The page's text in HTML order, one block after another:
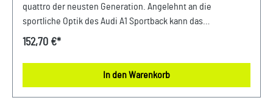
quattro der neusten Generation. Angelehnt an die
sportliche Optik des Audi A1 Sportback kann das
Kinderfahrzeug dank gepolsterter Sitzfläche auch mit
Kinderauto Mit gepolsterter Sitzfläche Empfohlen für Kinder
zwischen 1,5 und 3 Jahren Bis auf Lenkstange und Lenkrad
152,70 €*
In den Warenkorb